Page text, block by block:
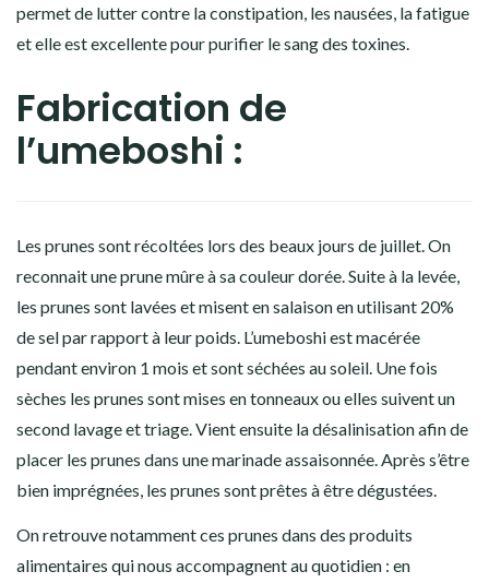
permet de lutter contre la constipation, les nausées, la fatigue
et elle est excellente pour purifier le sang des toxines.
Fabrication de
l’umeboshi :
Les prunes sont récoltées lors des beaux jours de juillet. On
reconnait une prune mûre à sa couleur dorée. Suite à la levée,
les prunes sont lavées et misent en salaison en utilisant 20%
de sel par rapport à leur poids. L’umeboshi est macérée
pendant environ 1 mois et sont séchées au soleil. Une fois
sèches les prunes sont mises en tonneaux ou elles suivent un
second lavage et triage. Vient ensuite la désalinisation afin de
placer les prunes dans une marinade assaisonnée. Après s’être
bien imprégnées, les prunes sont prêtes à être dégustées.
On retrouve notamment ces prunes dans des produits
alimentaires qui nous accompagnent au quotidien : en